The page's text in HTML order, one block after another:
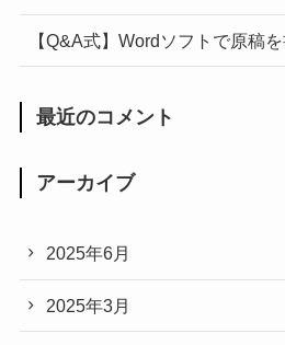
【Q&A式】Wordソフトで原稿
最近のコメント
アーカイブ
2025年6月
2025年3月